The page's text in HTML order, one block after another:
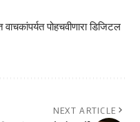
पोहचवीणारा डिजिटल
NEXT ARTICLE